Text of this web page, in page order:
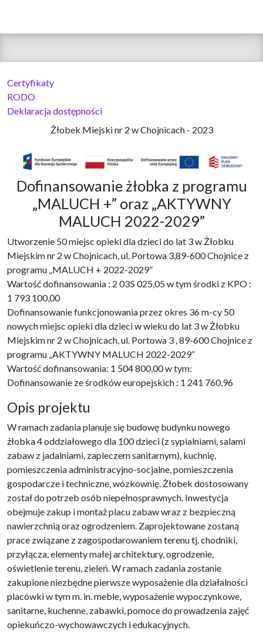
Certyfikaty
RODO
Deklaracja dostępności
Żłobek Miejski nr 2 w Chojnicach - 2023
Dofinansowanie żłobka z programu
„MALUCH +” oraz „AKTYWNY
MALUCH 2022-2029”
Utworzenie 50 miejsc opieki dla dzieci do lat 3 w Żłobku
Miejskim nr 2 w Chojnicach, ul. Portowa 3,89-600 Chojnice z
programu „MALUCH + 2022-2029”
Wartość dofinansowania : 2 035 025,05 w tym środki z KPO :
1 793 100,00
Dofinansowanie funkcjonowania przez okres 36 m-cy 50
nowych miejsc opieki dla dzieci w wieku do lat 3 w Żłobku
Miejskim nr 2 w Chojnicach, ul. Portowa 3 , 89-600 Chojnice z
programu „AKTYWNY MALUCH 2022-2029”
Wartość dofinansowania: 1 504 800,00 w tym:
Dofinansowanie ze środków europejskich : 1 241 760,96
Opis projektu
W ramach zadania planuje się budowę budynku nowego
żłobka 4 oddziałowego dla 100 dzieci (z sypialniami, salami
zabaw z jadalniami, zapleczem sanitarnym), kuchnię,
pomieszczenia administracyjno-socjalne, pomieszczenia
gospodarcze i techniczne, wózkownię. Żłobek dostosowany
został do potrzeb osób niepełnosprawnych. Inwestycja
obejmuje zakup i montaż placu zabaw wraz z bezpieczną
nawierzchnią oraz ogrodzeniem. Zaprojektowane zostaną
prace związane z zagospodarowaniem terenu tj. chodniki,
przyłącza, elementy małej architektury, ogrodzenie,
oświetlenie terenu, zieleń. W ramach zadania zostanie
zakupione niezbędne pierwsze wyposażenie dla działalności
placówki w tym m. in. meble, wyposażenie wypoczynkowe,
sanitarne, kuchenne, zabawki, pomoce do prowadzenia zajęć
opiekuńczo-wychowawczych i edukacyjnych.